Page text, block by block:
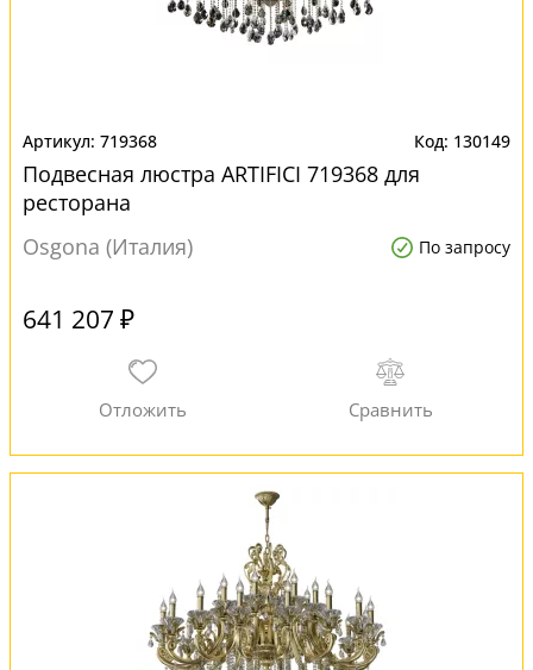
719368 130149
Подвесная люстра ARTIFICI 719368 для
ресторана
Osgona (Италия)
По запросу
641 207 ₽